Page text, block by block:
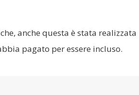
anche questa è stata
pagato per essere incluso.